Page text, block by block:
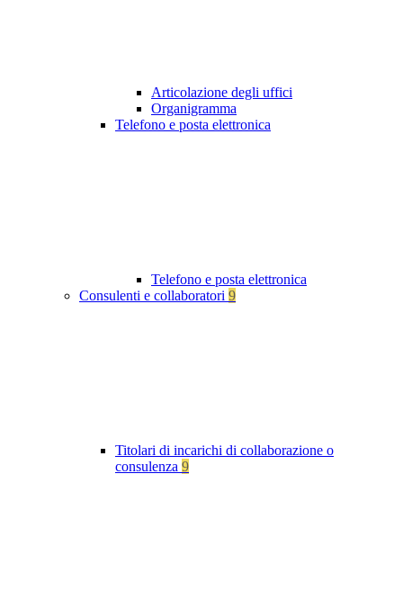
Articolazione degli uffici
Organigramma
Telefono e posta elettronica
Telefono e posta elettronica
Consulenti e collaboratori 9
Titolari di incarichi di collaborazione o
consulenza 9